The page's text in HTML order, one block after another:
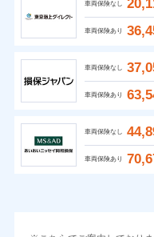
車両保険なし
車両保険あり
車両保険なし
車両保険あり
車両保険なし
車両保険あり